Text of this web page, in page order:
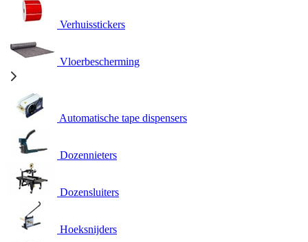
Verhuisstickers
Vloerbescherming
Automatische tape dispensers
Dozennieters
Dozensluiters
Hoeksnijders